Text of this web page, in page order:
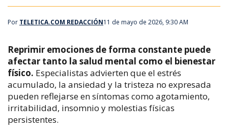
Por TELETICA.COM REDACCIÓN11 de mayo de 2026, 9:30 AM
Reprimir emociones de forma constante puede
afectar tanto la salud mental como el bienestar
físico. Especialistas advierten que el estrés
acumulado, la ansiedad y la tristeza no expresada
pueden reflejarse en síntomas como agotamiento,
irritabilidad, insomnio y molestias físicas
persistentes.